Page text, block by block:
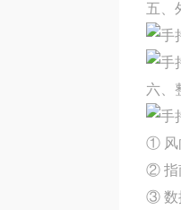
五、
六、
① 风
② 指
③ 数